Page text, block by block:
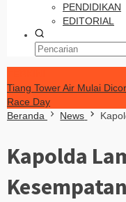
PENDIDIKAN
EDITORIAL
Tiang Tower Air Mulai Dicor
Race Day
Beranda
News
Kapolda